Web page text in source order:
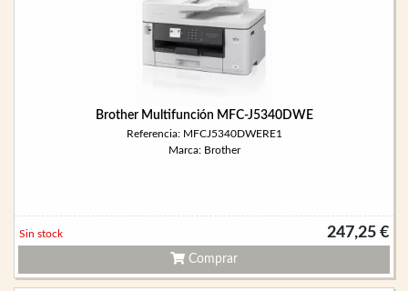
Brother Multifunción MFC-J5340DWE
Referencia: MFCJ5340DWERE1
Marca: Brother
247,25 €
Sin stock
Comprar